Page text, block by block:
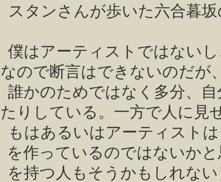
スタンさんが歩いた六合暮
僕はアーティストではない
なので断言はできないのだが
誰かのためではなく多分、
たりしている。一方で人に見
もはあるいはアーティスト
を作っているのではないか
を持つ人もそうかもしれな